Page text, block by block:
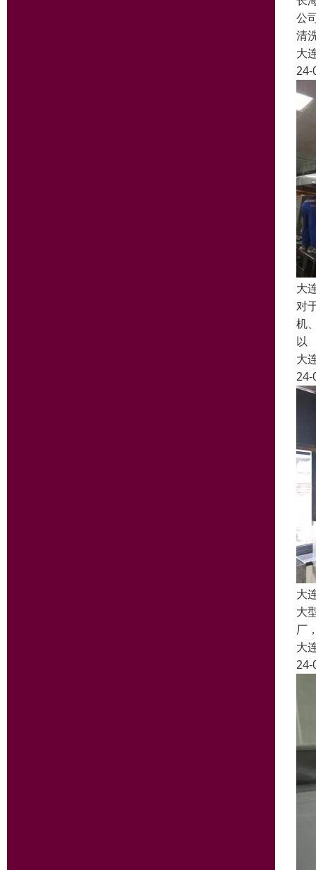
公
清
大
24-
大
对
机
以
大
24-
大
大
厂
大
24-